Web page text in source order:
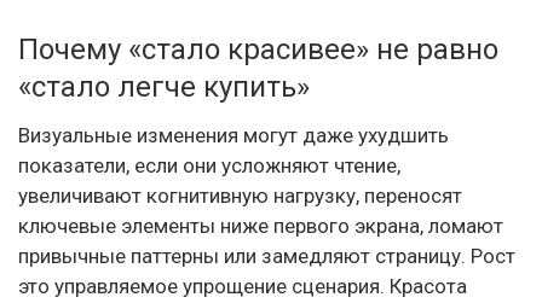
Почему «стало красивее» не равно
«стало легче купить»
Визуальные изменения могут даже ухудшить
показатели, если они усложняют чтение,
увеличивают когнитивную нагрузку, переносят
ключевые элементы ниже первого экрана, ломают
привычные паттерны или замедляют страницу. Рост
это управляемое упрощение сценария. Красота